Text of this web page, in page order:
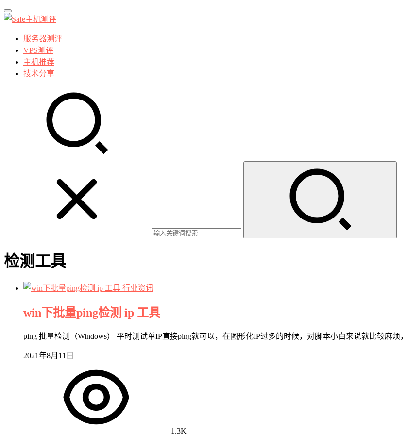
服务器测评
VPS测评
主机推荐
技术分享
检测工具
行业资讯
win下批量ping检测 ip 工具
ping 批量检测（Windows） 平时测试单IP直接ping就可以，在图形化IP过多的时候，对脚本小白来说就比较麻
2021年8月11日
1.3K